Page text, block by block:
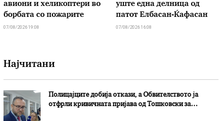
авиони и хеликоптери во
борбата со пожарите
07/08/2026 19:08
уште една делница од
патот Елбасан-Ќафасан
07/08/2026 16:08
Најчитани
Полицајците добија откази, а Обвителството ја
отфрли кривичната пријава од Тошковски за